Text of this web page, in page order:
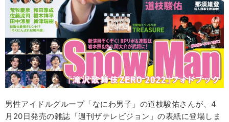
男性アイドルグループ「なにわ男子」の道枝駿佑さんが、4
月20日発売の雑誌「週刊ザテレビジョン」の表紙に登場しま